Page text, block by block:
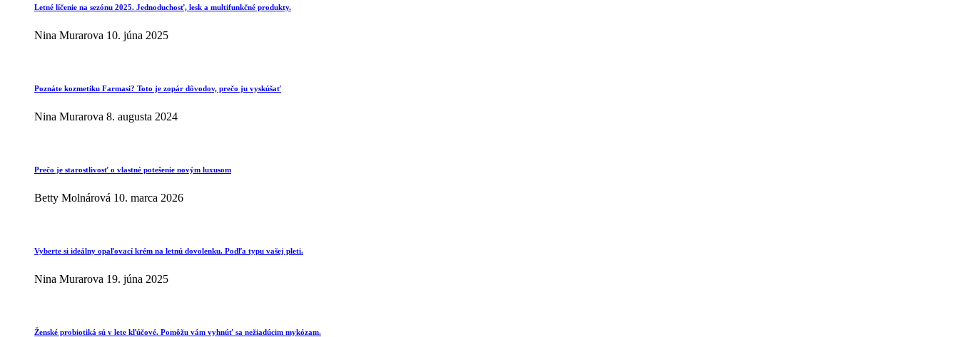
Letné líčenie na sezónu 2025. Jednoduchosť, lesk a multifunkčné produkty.
Nina Murarova 10. júna 2025
Poznáte kozmetiku Farmasi? Toto je zopár dôvodov, prečo ju vyskúšať
Nina Murarova 8. augusta 2024
Prečo je starostlivosť o vlastné potešenie novým luxusom
Betty Molnárová 10. marca 2026
Vyberte si ideálny opaľovací krém na letnú dovolenku. Podľa typu vašej pleti.
Nina Murarova 19. júna 2025
Ženské probiotiká sú v lete kľúčové. Pomôžu vám vyhnúť sa nežiadúcim mykózam.